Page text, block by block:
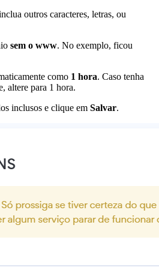
outros caracteres, letras, ou
sem o www. No exemplo, ficou
como 1 hora. Caso tenha
altere para 1 hora.
inclusos e clique em Salvar.